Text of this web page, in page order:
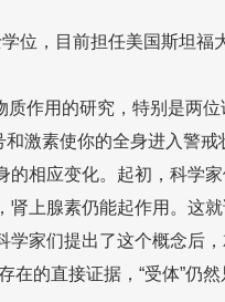
位，目前担任美国斯坦福
作用的研究，特别是两位
激素使你的全身进入警戒
的相应变化。起初，科学
上腺素仍能起作用。这
家们提出了这个概念后
的直接证据，“受体”仍